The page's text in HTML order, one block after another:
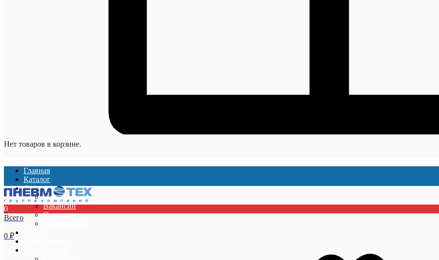
Нет товаров в корзине.
Главная
Каталог
О компании
О компании
Вакансии
Отзывы
0
Всего
0 ₽